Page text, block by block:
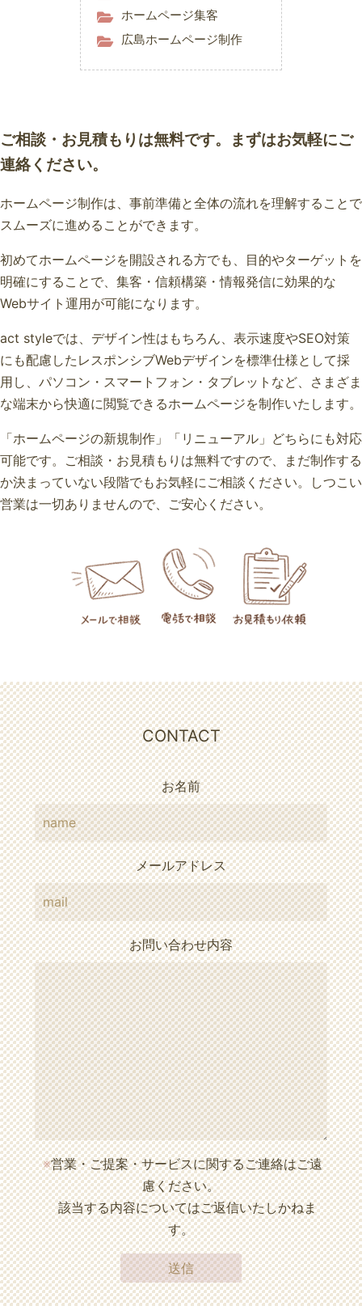
ホームページ集客
広島ホームページ制作
ご相談・お見積もりは無料です。まずはお気軽にご
連絡ください。
ホームページ制作は、事前準備と全体の流れを理解することで
スムーズに進めることができます。
初めてホームページを開設される方でも、目的やターゲットを
明確にすることで、集客・信頼構築・情報発信に効果的な
Webサイト運用が可能になります。
act styleでは、デザイン性はもちろん、表示速度やSEO対策
にも配慮したレスポンシブWebデザインを標準仕様として採
用し、パソコン・スマートフォン・タブレットなど、さまざま
な端末から快適に閲覧できるホームページを制作いたします。
「ホームページの新規制作」「リニューアル」どちらにも対応
可能です。ご相談・お見積もりは無料ですので、まだ制作する
か決まっていない段階でもお気軽にご相談ください。しつこい
営業は一切ありませんので、ご安心ください。
CONTACT
お名前
メールアドレス
お問い合わせ内容
※営業・ご提案・サービスに関するご連絡はご遠
慮ください。
該当する内容についてはご返信いたしかねま
す。